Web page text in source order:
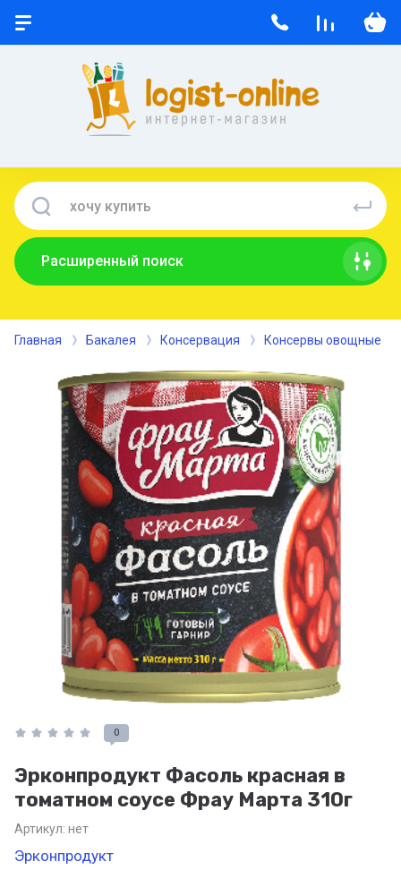
Расширенный поиск
Главная Бакалея Консервация Консервы овощные
0
Эрконпродукт Фасоль красная в
томатном соусе Фрау Марта 310г
Артикул: нет
Эрконпродукт